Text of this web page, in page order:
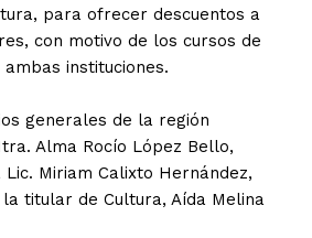
para ofrecer descuentos a
con motivo de los cursos de
instituciones.
generales de la región
Alma Rocío López Bello,
Miriam Calixto Hernández,
titular de Cultura, Aída Melina